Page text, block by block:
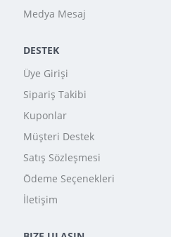
Medya Mesaj
DESTEK
Üye Girişi
Sipariş Takibi
Kuponlar
Müşteri Destek
Satış Sözleşmesi
Ödeme Seçenekleri
İletişim